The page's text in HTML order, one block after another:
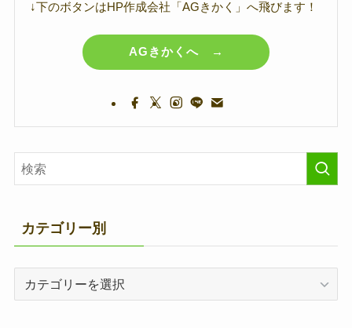
↓下のボタンはHP作成会社「AGきかく」へ飛びます！
AGきかくへ →
カテゴリー別